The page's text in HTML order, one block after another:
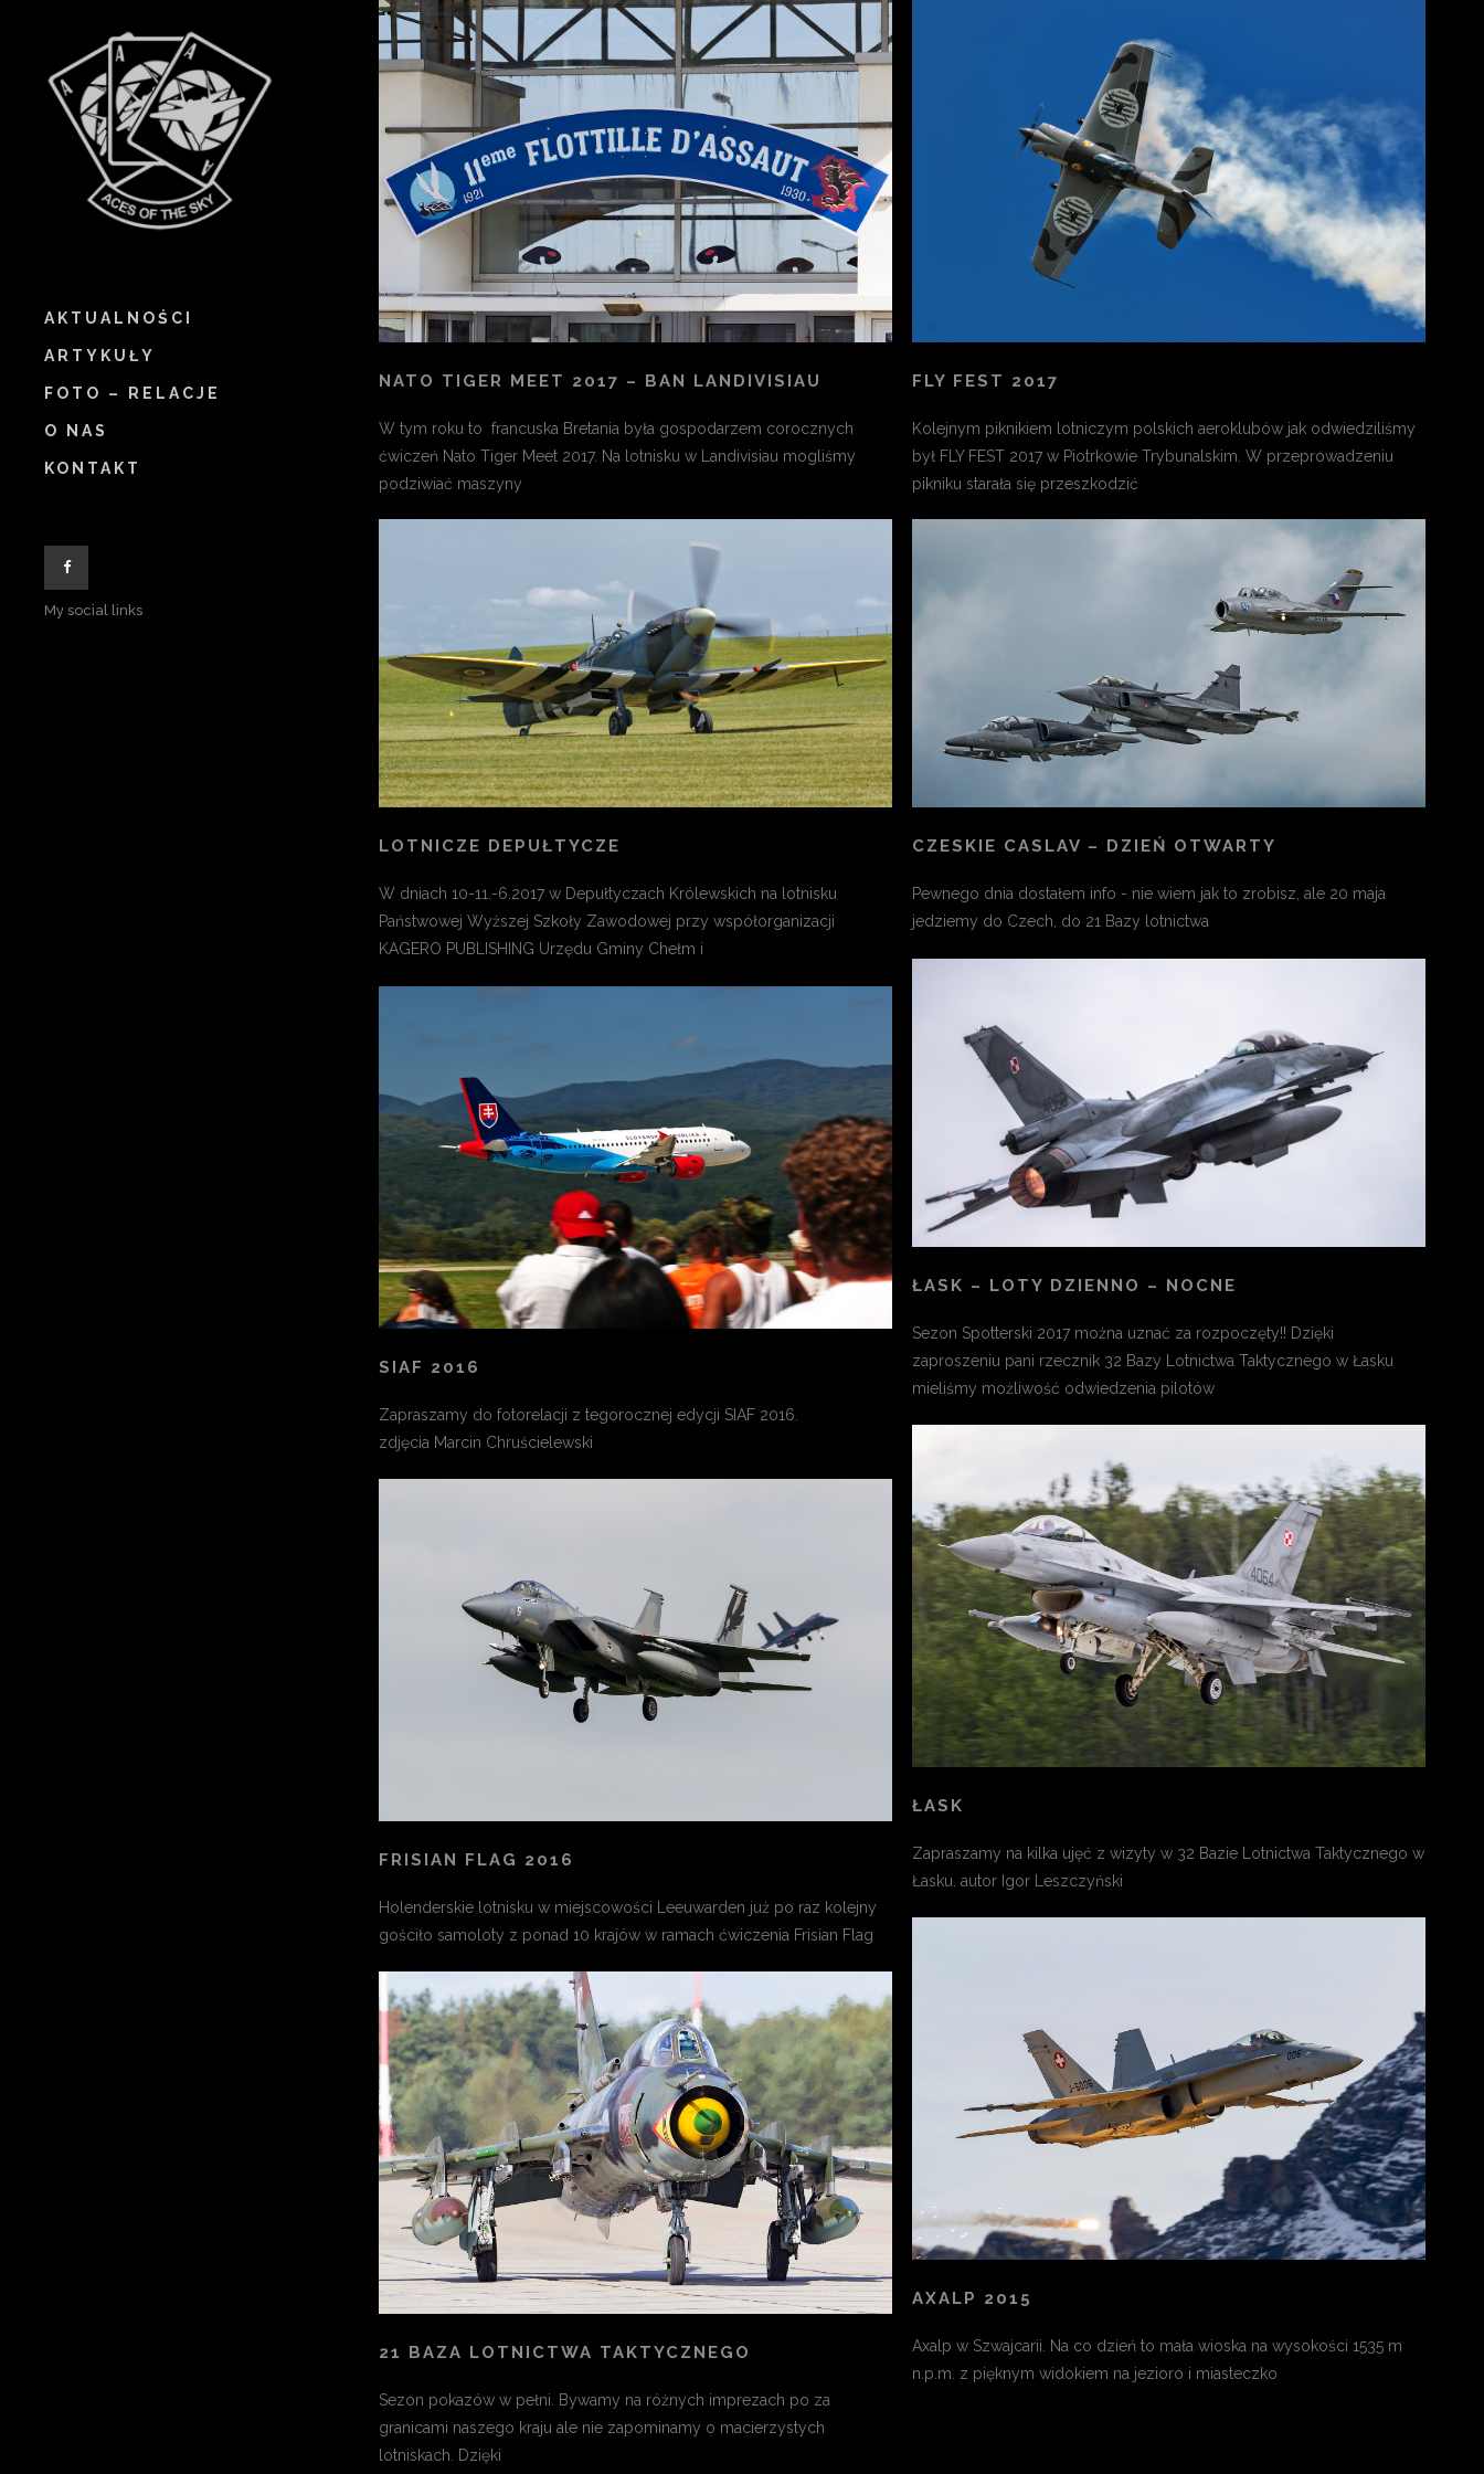
AKTUALNOŚCI
ARTYKUŁY
FOTO – RELACJE
O NAS
KONTAKT
My social links
NATO TIGER MEET 2017 – BAN LANDIVISIAU
W tym roku to francuska Bretania była gospodarzem corocznych
ćwiczeń Nato Tiger Meet 2017. Na lotnisku w Landivisiau mogliśmy
podziwiać maszyny
FLY FEST 2017
Kolejnym piknikiem lotniczym polskich aeroklubów jak odwiedziliśmy
był FLY FEST 2017 w Piotrkowie Trybunalskim. W przeprowadzeniu
pikniku starała się przeszkodzić
LOTNICZE DEPUŁTYCZE
W dniach 10-11.-6.2017 w Depułtyczach Królewskich na lotnisku
Państwowej Wyższej Szkoły Zawodowej przy współorganizacji
KAGERO PUBLISHING Urzędu Gminy Chełm i
CZESKIE CASLAV – DZIEŃ OTWARTY
Pewnego dnia dostałem info - nie wiem jak to zrobisz, ale 20 maja
jedziemy do Czech, do 21 Bazy lotnictwa
ŁASK – LOTY DZIENNO – NOCNE
Sezon Spotterski 2017 można uznać za rozpoczęty!! Dzięki
zaproszeniu pani rzecznik 32 Bazy Lotnictwa Taktycznego w Łasku
mieliśmy możliwość odwiedzenia pilotów
SIAF 2016
Zapraszamy do fotorelacji z tegorocznej edycji SIAF 2016.
zdjęcia Marcin Chruścielewski
ŁASK
Zapraszamy na kilka ujęć z wizyty w 32 Bazie Lotnictwa Taktycznego w
Łasku. autor Igor Leszczyński
FRISIAN FLAG 2016
Holenderskie lotnisku w miejscowości Leeuwarden już po raz kolejny
gościło samoloty z ponad 10 krajów w ramach ćwiczenia Frisian Flag
AXALP 2015
Axalp w Szwajcarii. Na co dzień to mała wioska na wysokości 1535 m
n.p.m. z pięknym widokiem na jezioro i miasteczko
21 BAZA LOTNICTWA TAKTYCZNEGO
Sezon pokazów w pełni. Bywamy na różnych imprezach po za
granicami naszego kraju ale nie zapominamy o macierzystych
lotniskach. Dzięki